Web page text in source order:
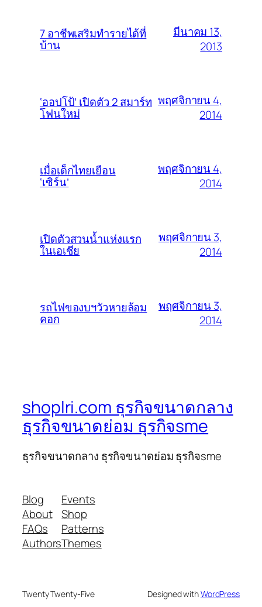
7 อาชีพเสริมทำรายได้ที่
บ้าน
มีนาคม 13,
2013
‘ออปโป้’ เปิดตัว 2 สมาร์ท
โฟนใหม่
พฤศจิกายน 4,
2014
เมื่อเด็กไทยเยือน
‘เซิร์น’
พฤศจิกายน 4,
2014
เปิดตัวสวนน้ำแห่งแรก
ในเอเชีย
พฤศจิกายน 3,
2014
รถไฟของบฯวัวหายล้อม
คอก
พฤศจิกายน 3,
2014
shoplri.com ธุรกิจขนาดกลาง
ธุรกิจขนาดย่อม ธุรกิจsme
ธุรกิจขนาดกลาง ธุรกิจขนาดย่อม ธุรกิจsme
Blog
About
FAQs
Authors
Events
Shop
Patterns
Themes
Twenty Twenty-Five Designed withWordPress